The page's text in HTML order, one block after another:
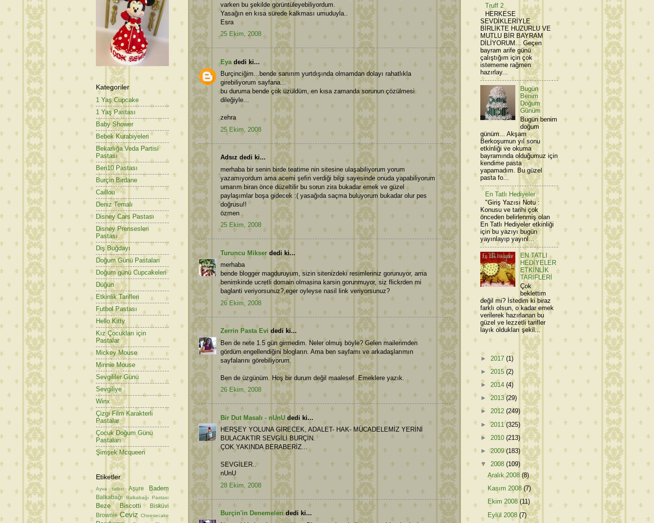
varken bu şekilde görüntüleyebiliyordum.
Yasağın en kısa sürede kalkması umuduyla..
Esra
25 Ekim, 2008
Eya dedi ki...
Burçinciğim...bende sanırım yurtdışında olmamdan dolayı rahatlıkla
girebiliyorum sayfana...
bu duruma bende çok üzüldüm, en kısa zamanda sorunun çözülmesi
dileğiyle...
zehra
25 Ekim, 2008
Adsız dedi ki...
merhaba bir senin birde teatime nin sitesine ulaşabiliyorum yorum
yazamıyordum ama acemi şefin verdiği bilgi sayesinde onuda yapabiliyorum
umarım biran önce düzeltilir bu sorun zira bukadar emek ve güzel
paylaşımlar boşa gidecek :( yasağıda saçma buluyorum bukadar olur pes
doğrusu!!
özmen
25 Ekim, 2008
Turuncu Mikser dedi ki...
merhaba
bende blogger magduruyum, sizin sitenizdeki resimleriniz gorunuyor, ama
benimkinde ucretli domain olmasina karsin gorunmuyor, siz flickrden mi
baglanti veriyorsunuz?,eger oyleyse nasil link veriyorsunuz?
26 Ekim, 2008
Zerrin Pasta Evi dedi ki...
Ben de nete 1.5 gün girmedim. Neler olmuş böyle? Gelen mailerimden
gördüm engellendiğini blogların. Ama ben sayfamı ve arkadaşlarımın
sayfalarını görebiliyorum.
Ben de üzgünüm. Hoş bir durum değil maalesef. Emeklere yazık.
26 Ekim, 2008
Bir Dut Masalı - nUnUdedi ki...
HERŞEY YOLUNA GİRECEK, ADALET- HAK- MÜCADELEMİZ YERİNİ
BULACAKTIR SEVGİLİ BURÇİN.
ÇOK YAKINDA BERABERİZ...
SEVGİLER..
nUnU
28 Ekim, 2008
Burçin'in Denemeleridedi ki...
Kategoriler
1 Yaş Cupcake
1 Yaş Pastası
Baby Shower
Bebek Kurabiyeleri
Bekarlığa Veda Partisi
Pastası
Ben10 Pastası
Burçin Birdane
Caillou
Deniz Temalı
Disney Cars Pastası
Disney Prensesleri
Pastası
Diş Buğdayı
Doğum Günü Pastaları
Doğum günü Cupcakeleri
Düğün
Etkinlik Tarifleri
Futbol Pastası
Hello Kitty
Kız Çocukları için
Pastalar
Mickey Mouse
Minnie Mouse
Sevgililer Günü
Sevgiliye
Winx
Çizgi Film Karakterli
Pastalar
Çocuk Doğum Günü
Pastaları
Şimşek Mcqueen
Etiketler
Ayva tatlısı Aşure Badem
Balkabağı Balkabağı Pastası
Beze Biscotti
Bisküvi
Brownie Ceviz Cheesecake
Truff 2
HERKESE
SEVDİKLERİYLE
BİRLİKTE HUZURLU VE
MUTLU BİR BAYRAM
DİLİYORUM... Geçen
bayram arife günü
çalıştığım için çok
istememe rağmen
hazırlay...
Bugün
Benim
Doğum
Günüm
Bugün benim
doğum
günüm... Akşam
Berkoşumun yıl sonu
etkinliği ve okuma
bayramında olduğumuz için
kendime pasta
yapamadım. Bu güzel
pasta fo...
En Tatlı Hediyeler
"Giriş Yazısı Notu :
Konusu ve tarihi çok
önceden belirlenmiş olan
En Tatlı Hediyeler etkinliği
için bu yazıyı bugün
yayınlayıp yayınl...
EN TATLI
HEDİYELER
ETKİNLİK
TARİFLERİ
Çok
beklettim
değil mi? İstedim ki biraz
farklı olsun, o kadar emek
verilerek hazırlanan bu
güzel ve lezzetli tarifler
layık oldukları şekil...
► 2017 (1)
►2015(2)
► 2014 (4)
►2013(29)
► 2012 (249)
►2011(325)
► 2010 (213)
►2009(183)
▼ 2008 (109)
Aralık 2008(8)
Kasım 2008(7)
Ekim 2008(11)
Eylül 2008(7)